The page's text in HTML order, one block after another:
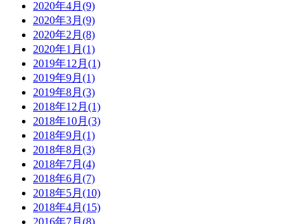
2020年4月(9)
2020年3月(9)
2020年2月(8)
2020年1月(1)
2019年12月(1)
2019年9月(1)
2019年8月(3)
2018年12月(1)
2018年10月(3)
2018年9月(1)
2018年8月(3)
2018年7月(4)
2018年6月(7)
2018年5月(10)
2018年4月(15)
2016年7月(8)